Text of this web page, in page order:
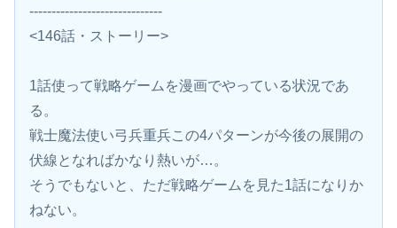
------------------------------
<146話・ストーリー>
1話使って戦略ゲームを漫画でやっている状況であ
る。
戦士魔法使い弓兵重兵この4パターンが今後の展開の
伏線となればかなり熱いが…。
そうでもないと、ただ戦略ゲームを見た1話になりか
ねない。